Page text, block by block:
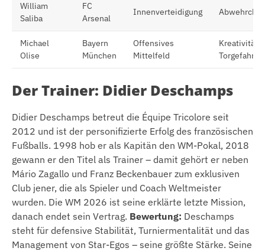
William
Saliba
FC
Arsenal
Innenverteidigung Abwehrchef
Michael
Olise
Bayern
München
Offensives
Mittelfeld
Kreativität,
Torgefahr
Der Trainer: Didier Deschamps
Didier Deschamps betreut die Équipe Tricolore seit
2012 und ist der personifizierte Erfolg des französischen
Fußballs. 1998 hob er als Kapitän den WM-Pokal, 2018
gewann er den Titel als Trainer – damit gehört er neben
Mário Zagallo und Franz Beckenbauer zum exklusiven
Club jener, die als Spieler und Coach Weltmeister
wurden. Die WM 2026 ist seine erklärte letzte Mission,
danach endet sein Vertrag. Bewertung: Deschamps
steht für defensive Stabilität, Turniermentalität und das
Management von Star-Egos – seine größte Stärke. Seine